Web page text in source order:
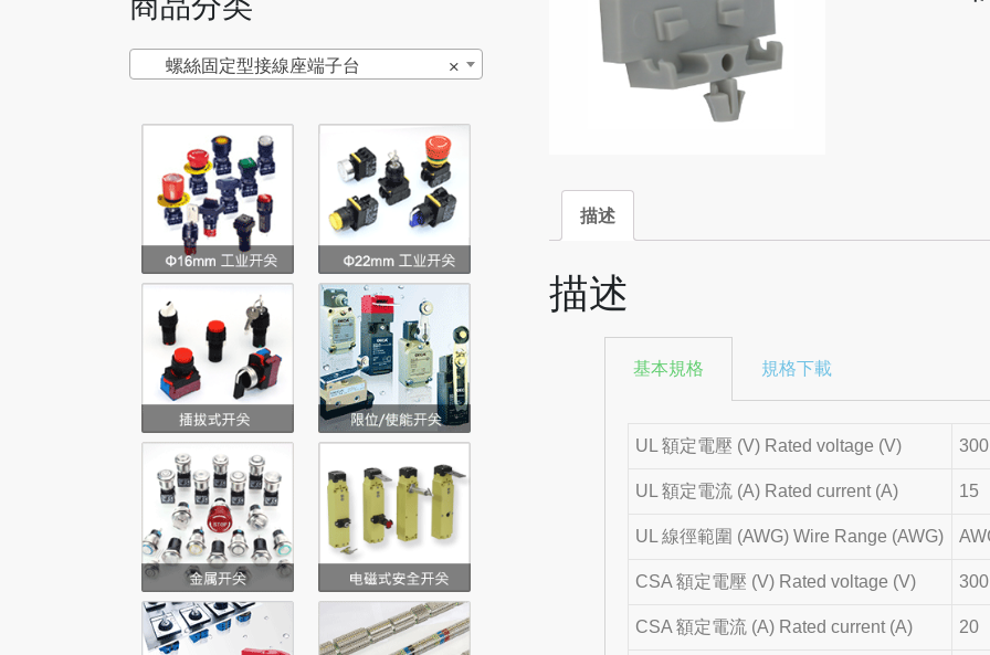
描述
描述
基本規格 規格下載
UL 額定電壓 (V) Rated voltage (V) 300
UL 額定電流 (A) Rated current (A) 15
UL 線徑範圍 (AWG) Wire Range (AWG)
CSA 額定電壓 (V) Rated voltage (V) 300
CSA 額定電流 (A) Rated current (A) 20
×
螺絲固定型接線座端子台